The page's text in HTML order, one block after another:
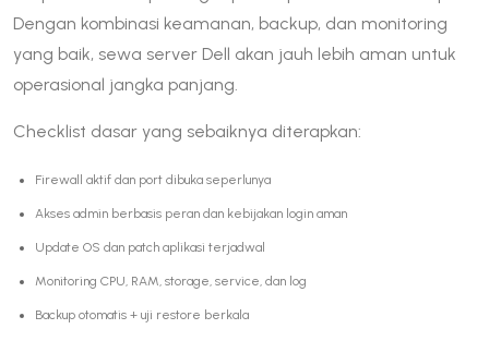
Dengan kombinasi keamanan, backup, dan monitoring
yang baik, sewa server Dell akan jauh lebih aman untuk
operasional jangka panjang.
Checklist dasar yang sebaiknya diterapkan:
Firewall aktif dan port dibuka seperlunya
Akses admin berbasis peran dan kebijakan login aman
Update OS dan patch aplikasi terjadwal
Monitoring CPU, RAM, storage, service, dan log
Backup otomatis + uji restore berkala